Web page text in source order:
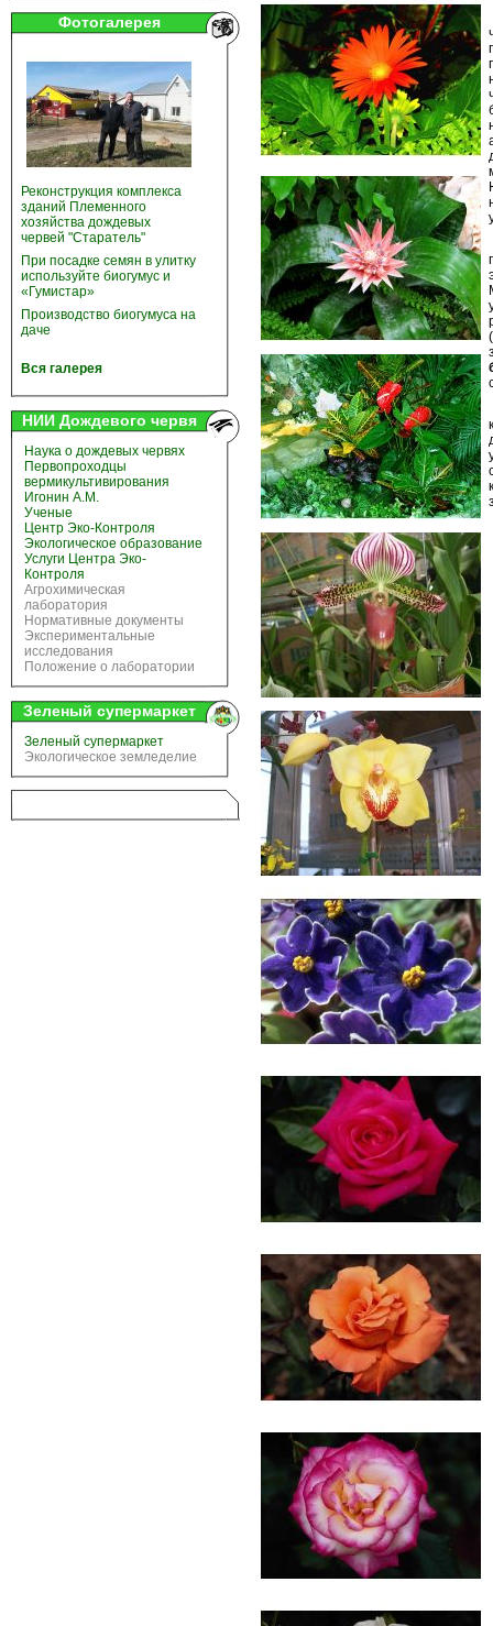
Фотогалерея
Реконструкция комплекса
зданий Племенного
хозяйства дождевых
червей "Старатель"
При посадке семян в улитку
используйте биогумус и
«Гумистар»
Производство биогумуса на
даче
Вся галерея
НИИ Дождевого червя
Наука о дождевых червях
Первопроходцы
вермикультивирования
Игонин А.М.
Ученые
Центр Эко-Контроля
Экологическое образование
Услуги Центра Эко-
Контроля
Агрохимическая
лаборатория
Нормативные документы
Экспериментальные
исследования
Положение о лаборатории
Зеленый супермаркет
Зеленый супермаркет
Экологическое земледелие